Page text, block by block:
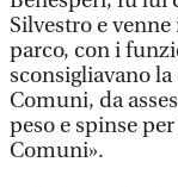
Silvestro e
parco, con i
sconsigliavano
Comuni, da
peso e spinse
Comuni».